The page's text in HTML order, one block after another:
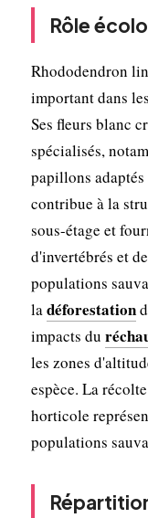
Rôle
Rhododendron
important dans
Ses fleurs blanc
spécialisés,
papillons
contribue à la
sous-étage et
d'invertébrés et
populations
ladéforestation
impacts du
les zones
espèce. La
horticole
populations